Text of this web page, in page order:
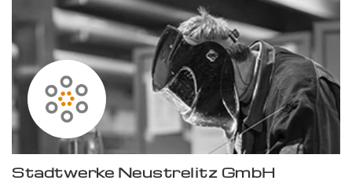
Stadtwerke Neustrelitz GmbH